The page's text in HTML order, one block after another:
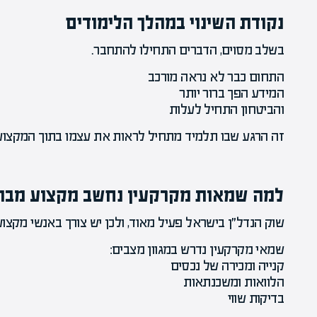
נקודת השינוי במהלך הלימודים
בשלב מסוים, הדברים התחילו להתחבר.
התחום כבר לא נראה מורכב
המידע הפך ברור יותר
והביטחון התחיל לעלות
זה הרגע שבו תלמיד מתחיל לראות את עצמו בתוך
למה שמאות מקרקעין נחשב מקצוע
שוק הנדל״ן בישראל פעיל מאוד, ולכן יש צורך באנשי
שמאי מקרקעין נדרש במגוון מצבים:
קנייה ומכירה של נכסים
הלוואות ומשכנתאות
בדיקות שווי